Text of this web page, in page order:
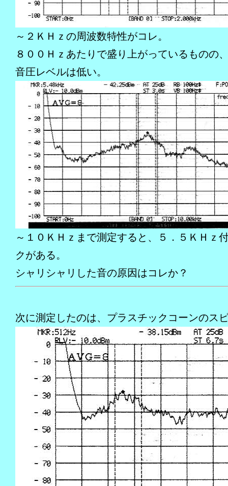
～２ＫＨｚの周波数特性がコレ。
８００Ｈｚあたりで盛り上がっているものの
音圧レベルは低い。
～１０ＫＨｚまで測定すると、５．５ＫＨｚ
クがある。
シャリシャリした音の原因はコレか？
次に測定したのは、プラスチックコーンのス